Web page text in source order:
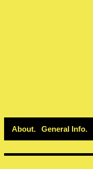
About General Info